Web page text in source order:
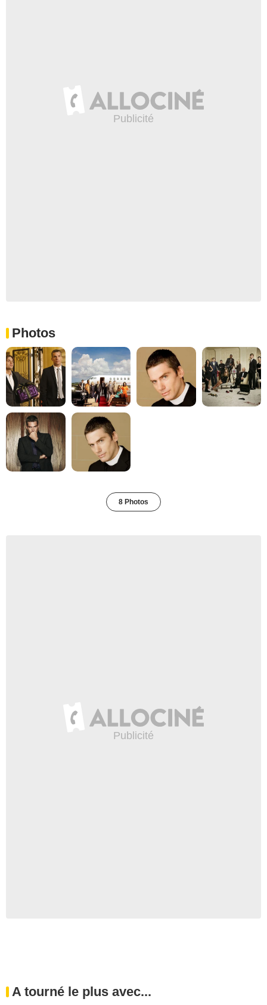
Photos
8 Photos
A tourné le plus avec...